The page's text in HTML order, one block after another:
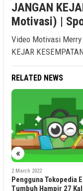
JANGAN
Motivasi) |
Video Motivasi Merry
KEJAR
RELATED NEWS
«
Emas
27 Kali Lipat,
Trans